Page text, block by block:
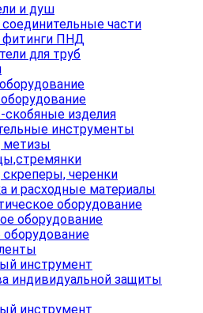
и душ
части
фитинги ПНД
для труб
скобяные изделия
инструменты
метизы
черенки
и расходные материалы
оборудование
оборудование
оборудование
инструмент
индивидуальной защиты
инструмент